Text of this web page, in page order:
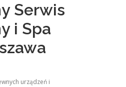
Serwis
i Spa
urządzeń i